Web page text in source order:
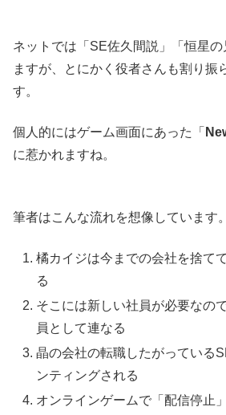
ネットでは「SE佐久間説」「恒星
ますが、とにかく役者さんも割り振
す。
個人的にはゲーム画面にあった「
に惹かれますね。
筆者はこんな流れを想像しています。
橘カイジは今までの会社を捨て
る
そこには新しい社員が必要なの
員として連なる
晶の会社の転職したがっている
ンティングされる
オンラインゲームで「配信停止